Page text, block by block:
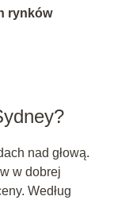
rynków
nad głową.
w dobrej
Według